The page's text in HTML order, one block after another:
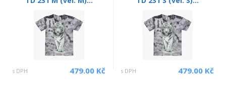
s DPH 479.00 Kč s DPH 479.00 Kč